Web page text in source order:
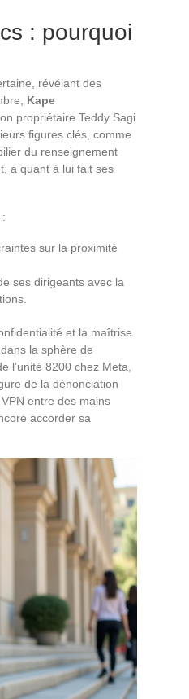
: pourquoi
révélant des
Kape
propriétaire Teddy Sagi
figures clés, comme
du renseignement
a quant à lui fait ses
sur la proximité
ses dirigeants avec la
et la maîtrise
la sphère de
l’unité 8200 chez Meta,
de la dénonciation
entre des mains
accorder sa